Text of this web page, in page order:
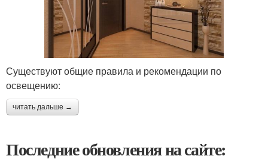
Существуют общие правила и рекомендации по
освещению:
читать дальше →
Последние обновления на сайте: